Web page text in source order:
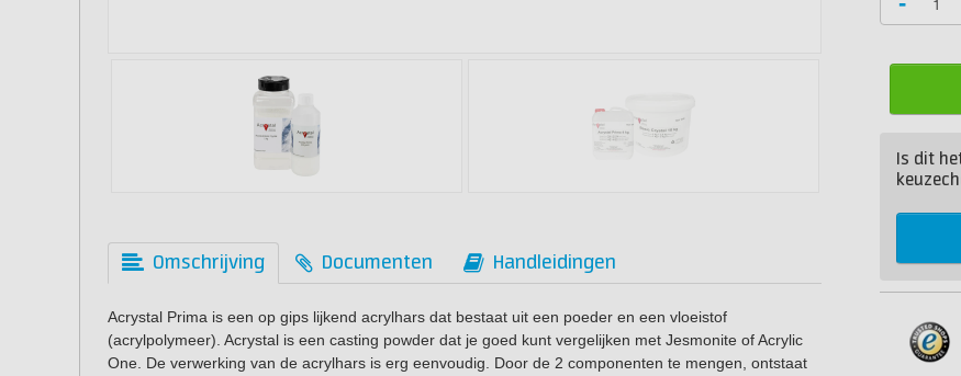
Omschrijving Documenten Handleidingen
Acrystal Prima is een op gips lijkend acrylhars dat bestaat uit een poeder en een vloeistof
(acrylpolymeer). Acrystal is een casting powder dat je goed kunt vergelijken met Jesmonite of Acrylic
One. De verwerking van de acrylhars is erg eenvoudig. Door de 2 componenten te mengen, ontstaat
Is dit